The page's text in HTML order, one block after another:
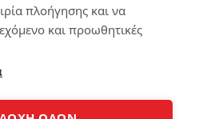
4
Όλα τα δικαιώματα
πλοήγησης και να
και προωθητικές